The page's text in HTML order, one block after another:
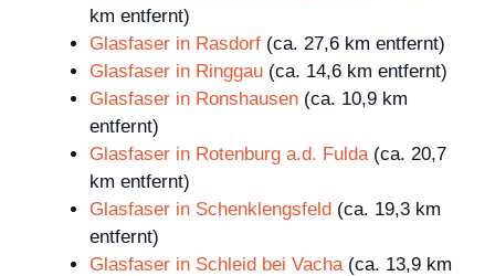
km entfernt)
Glasfaser in Rasdorf (ca. 27,6 km entfernt)
Glasfaser in Ringgau (ca. 14,6 km entfernt)
Glasfaser in Ronshausen (ca. 10,9 km
entfernt)
Glasfaser in Rotenburg a.d. Fulda (ca. 20,7
km entfernt)
Glasfaser in Schenklengsfeld (ca. 19,3 km
entfernt)
Glasfaser in Schleid bei Vacha (ca. 13,9 km